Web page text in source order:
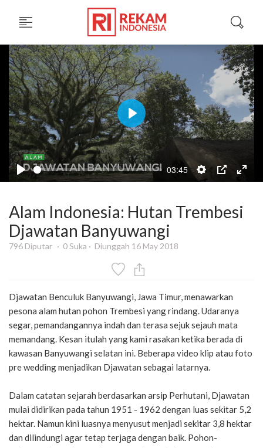
03:45
Play
Alam Indonesia: Hutan Trembesi
Djawatan Banyuwangi
796 Diputar 0 Suka Diunggah 16 May 2018
Djawatan Benculuk Banyuwangi, Jawa Timur, menawarkan
pesona alam hutan pohon Trembesi yang rindang. Udaranya
segar, pemandangannya indah dan terasa sejuk sejauh mata
memandang. Kesan itulah yang kami rasakan ketika berada di
kawasan Banyuwangi selatan ini. Beberapa video klip atau foto
pre wedding menjadikan Djawatan sebagai latarnya.
Dalam catatan sejarah berdasarkan arsip Perhutani, Djawatan
mulai didirikan pada tahun 1951 - 1962 dengan luas sekitar 5,2
hektar. Namun kini luasnya menyusut menjadi sekitar 3,8 hektar
dan dilindungi agar tetap terjaga dengan baik. Pohon-